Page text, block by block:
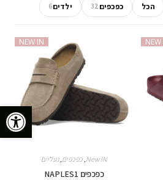
פתח סרגל נגישות
הכל כפכפים 32 ילדים6
NEW
NEW IN
New IN כפכפים ,נעליים
כפכפים NAPLES1